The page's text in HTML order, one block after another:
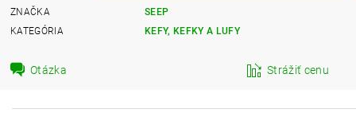
ZNAČKA
SEEP
KATEGÓRIA
KEFY, KEFKY A LUFY
Otázka Strážiť cenu